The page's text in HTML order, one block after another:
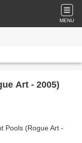
MENU
Art - 2005)